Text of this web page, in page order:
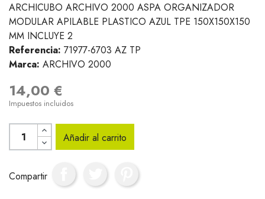
ARCHICUBO ARCHIVO 2000 ASPA ORGANIZADOR
MODULAR APILABLE PLASTICO AZUL TPE 150X150X150
MM INCLUYE 2
Referencia: 71977-6703 AZ TP
Marca: ARCHIVO 2000
14,00 €
Impuestos incluidos
Añadir al carrito
Compartir